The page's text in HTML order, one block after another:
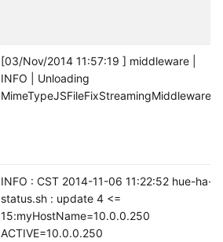
[03/Nov/2014 11:57:19 ] middleware |
INFO | Unloading
MimeTypeJSFileFixStreamingMiddleware.
INFO : CST 2014-11-06 11:22:52 hue-ha-
status.sh : update 4 <=
15:myHostName=10.0.0.250
ACTIVE=10.0.0.250